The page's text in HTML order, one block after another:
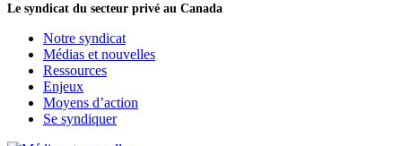
Le syndicat du secteur privé au Canada
Notre syndicat
Médias et nouvelles
Ressources
Enjeux
Moyens d’action
Se syndiquer